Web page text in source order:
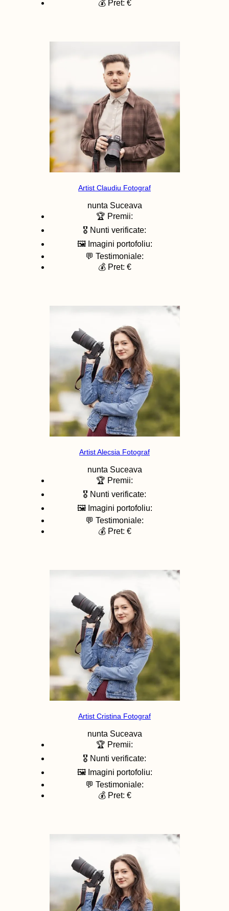
💰 Pret: €
Artist Claudiu Fotograf
nunta Suceava
🏆 Premii:
🎖️ Nunti verificate:
🖼️ Imagini portofoliu:
💬 Testimoniale:
💰 Pret: €
Artist Alecsia Fotograf
nunta Suceava
🏆 Premii:
🎖️ Nunti verificate:
🖼️ Imagini portofoliu:
💬 Testimoniale:
💰 Pret: €
Artist Cristina Fotograf
nunta Suceava
🏆 Premii:
🎖️ Nunti verificate:
🖼️ Imagini portofoliu:
💬 Testimoniale:
💰 Pret: €